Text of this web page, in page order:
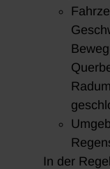
In der